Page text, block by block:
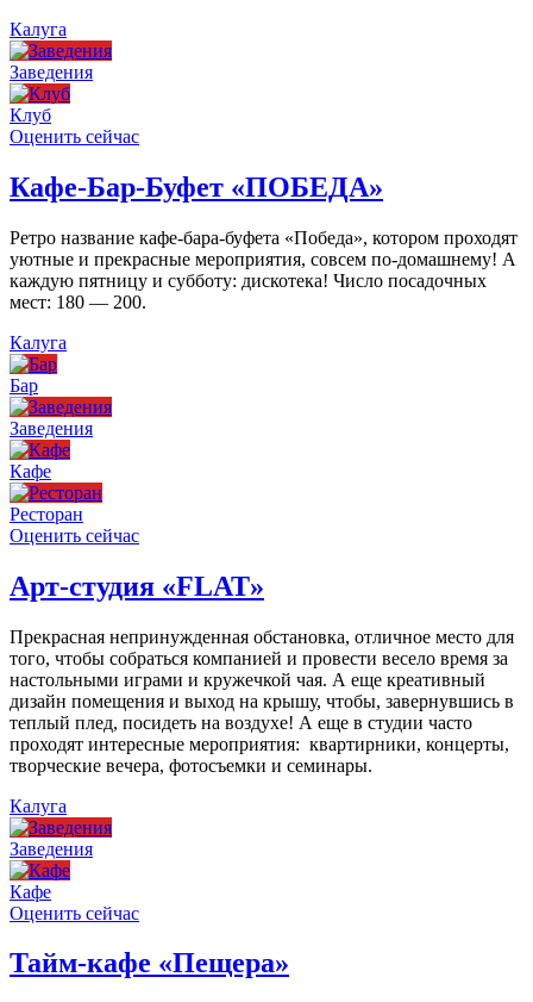
Калуга
Заведения
Клуб
Оценить сейчас
Кафе-Бар-Буфет «ПОБЕДА»
Ретро название кафе-бара-буфета «Победа», котором проходят
уютные и прекрасные мероприятия, совсем по-домашнему! А
каждую пятницу и субботу: дискотека! Число посадочных
мест: 180 — 200.
Калуга
Бар
Заведения
Кафе
Ресторан
Оценить сейчас
Арт-студия «FLAT»
Прекрасная непринужденная обстановка, отличное место для
того, чтобы собраться компанией и провести весело время за
настольными играми и кружечкой чая. А еще креативный
дизайн помещения и выход на крышу, чтобы, завернувшись в
теплый плед, посидеть на воздухе! А еще в студии часто
проходят интересные мероприятия: квартирники, концерты,
творческие вечера, фотосъемки и семинары.
Калуга
Заведения
Кафе
Оценить сейчас
Тайм-кафе «Пещера»